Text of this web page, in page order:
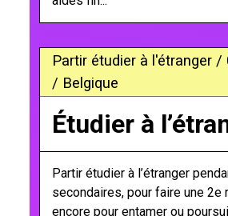
Partir étudier à l'étranger /
/ Belgique
Étudier à
Partir étudier à l’étranger
secondaires, pour faire une 2e
encore pour entamer ou